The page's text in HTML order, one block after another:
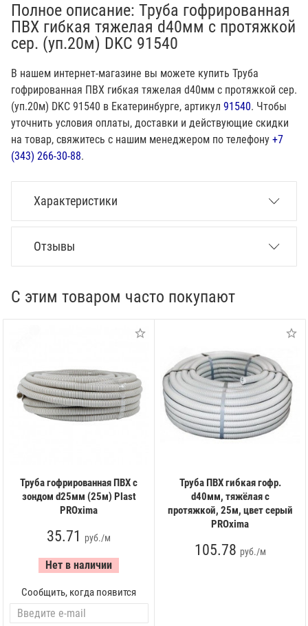
Полное описание: Труба гофрированная
ПВХ гибкая тяжелая d40мм с протяжкой
сер. (уп.20м) DKC 91540
В нашем интернет-магазине вы можете купить Труба
гофрированная ПВХ гибкая тяжелая d40мм с протяжкой сер.
(уп.20м) DKC 91540 в Екатеринбурге, артикул 91540. Чтобы
уточнить условия оплаты, доставки и действующие скидки
на товар, свяжитесь с нашим менеджером по телефону +7
(343) 266-30-88.
Характеристики
Отзывы
С этим товаром часто покупают
Труба гофрированная ПВХ с
зондом d25мм (25м) Plast
PROxima
35.71 руб./м
Нет в наличии
Сообщить, когда появится
Труба ПВХ гибкая гофр.
d40мм, тяжёлая с
протяжкой, 25м, цвет серый
PROxima
105.78 руб./м